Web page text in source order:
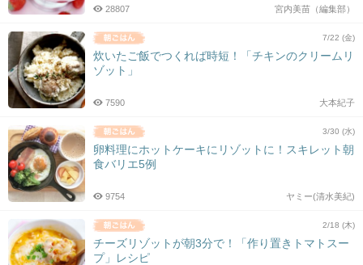
宮内美苗（編集部）
28807
7/22 (金)
炊いたご飯でつくれば時短！「チキンのクリームリ
ゾット」
大本紀子
7590
3/30 (水)
卵料理にホットケーキにリゾットに！スキレット朝
食バリエ5例
ヤミー(清水美紀)
9754
2/18 (木)
チーズリゾットが朝3分で！「作り置きトマトスー
プ」レシピ